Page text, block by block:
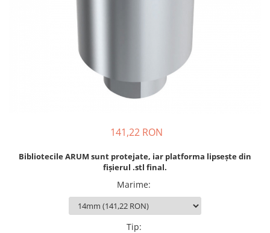
Disc Nano Compozit
141,22 RON
Bibliotecile ARUM sunt protejate, iar platforma lipsește din
fișierul .stl final.
Marime:
Tip: